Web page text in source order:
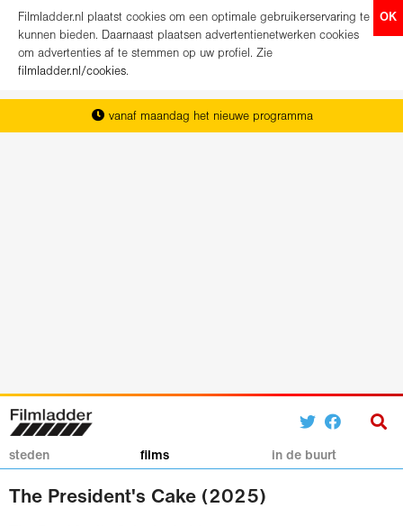
OK
Filmladder.nl plaatst cookies om een optimale gebruikerservaring te
kunnen bieden. Daarnaast plaatsen advertentienetwerken cookies
om advertenties af te stemmen op uw profiel. Zie
filmladder.nl/cookies.
vanaf maandag het nieuwe programma
het complete overzicht van Nederland
koop direct je kaartjes
steden films in de buurt
The President's Cake (2025)